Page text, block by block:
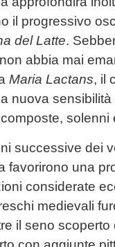
il progressivo
del Latte.
abbia mai
Maria Lactans, il
nuova
solenni
successive dei
favorirono una
considerate
medievali
il seno